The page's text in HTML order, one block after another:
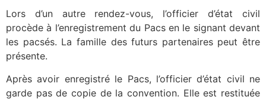
Lors d’un autre rendez-vous, l’officier d’état civil
procède à l’enregistrement du Pacs en le signant devant
les pacsés. La famille des futurs partenaires peut être
présente.
Après avoir enregistré le Pacs, l’officier d’état civil ne
garde pas de copie de la convention. Elle est restituée